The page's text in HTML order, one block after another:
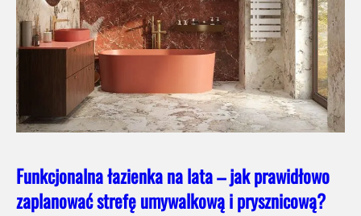
Funkcjonalna łazienka na lata – jak prawidłowo
zaplanować strefę umywalkową i prysznicową?